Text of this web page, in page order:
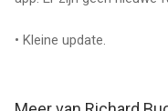
• Kleine update.